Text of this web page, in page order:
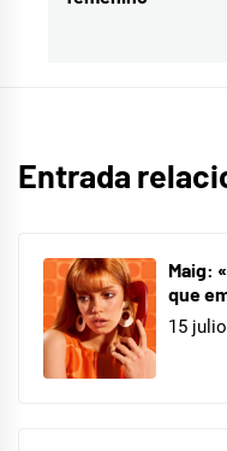
siguiente:
Entrada
Maig:
que
15